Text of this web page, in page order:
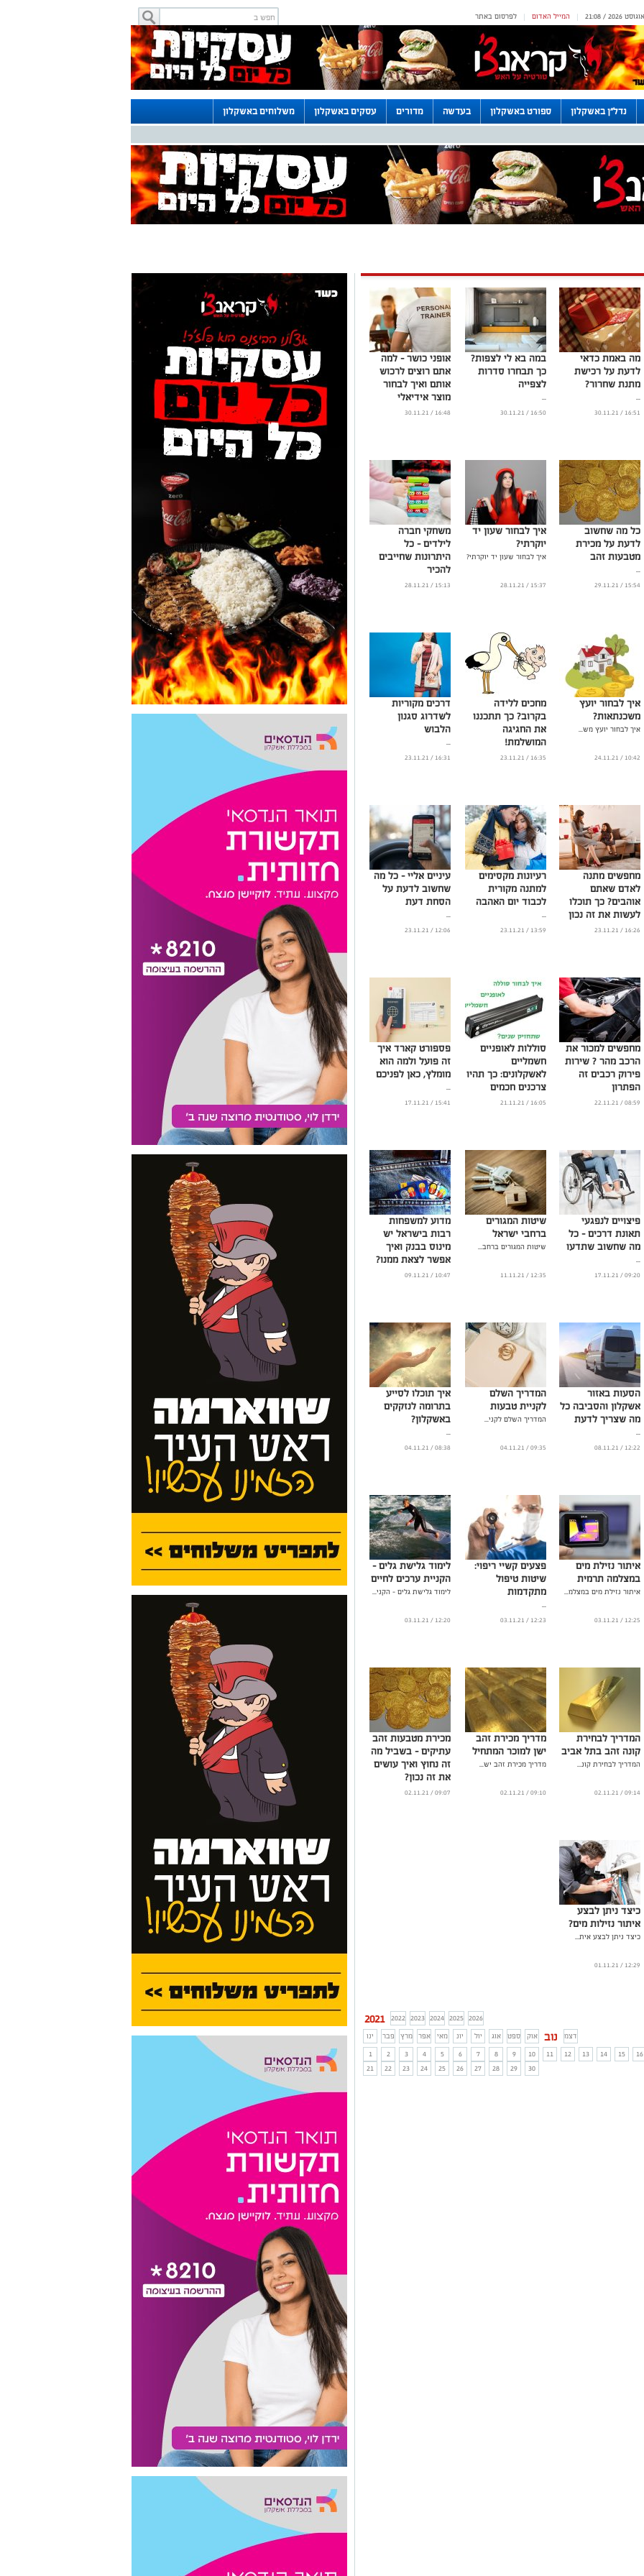
לפרסום באתר | המייל האדום |
נדל"ן באשקלון ספורט באשקלון בעדשה מדורים עסקים באשקלון משלוחים באשקלון
מה באמת כדאי
לדעת על רכישת
מתנת שחרור?
...
16:51 / 30.11.21
במה בא לי לצפות?
כך תבחרו סדרות
לצפייה
...
16:50 / 30.11.21
אופני כושר – למה
אתם רוצים לרכוש
אותם ואיך לבחור
מוצר אידיאלי
...
16:48 / 30.11.21
כל מה שחשוב
לדעת על מכירת
מטבעות זהב
...
15:54 / 29.11.21
איך לבחור שעון יד
יוקרתי?
איך לבחור שעון יד יוקרתי?
15:37 / 28.11.21
משחקי חברה
לילדים - כל
היתרונות שחייבים
להכיר
...
15:13 / 28.11.21
איך לבחור יועץ
משכנתאות?
איך לבחור יועץ מש...
10:42 / 24.11.21
מחכים ללידה
בקרוב? כך תתכננו
את החגיגה
המושלמת!
...
16:35 / 23.11.21
דרכים מקוריות
לשדרוג סגנון
הלבוש
...
16:31 / 23.11.21
מחפשים מתנה
לאדם שאתם
אוהבים? כך תוכלו
לעשות את זה נכון
...
16:26 / 23.11.21
רעיונות מקסימים
למתנה מקורית
לכבוד יום האהבה
...
13:59 / 23.11.21
עיניים אליי - כל מה
שחשוב לדעת על
הסחת דעת
...
12:06 / 23.11.21
מחפשים למכור את
הרכב מהר ? שירות
פירוק רכבים זה
הפתרון
...
08:59 / 22.11.21
סוללות לאופניים
חשמליים
לאשקלונים: כך תהיו
צרכנים חכמים
...
16:05 / 21.11.21
פספורט קארד איך
זה פועל ולמה הוא
מומלץ, כאן לפניכם
...
15:41 / 17.11.21
פיצויים לנפגעי
תאונת דרכים – כל
מה שחשוב שתדעו
...
09:20 / 17.11.21
שיטות המגורים
ברחבי ישראל
שיטות המגורים ברחב...
12:35 / 11.11.21
מדוע למשפחות
רבות בישראל יש
מינוס בבנק ואיך
אפשר לצאת ממנו?
...
10:47 / 09.11.21
הסעות באזור
אשקלון והסביבה כל
מה שצריך לדעת
...
12:22 / 08.11.21
המדריך השלם
לקניית טבעות
המדריך השלם לקני...
09:35 / 04.11.21
איך תוכלו לסייע
בתרומה לנזקקים
באשקלון?
...
08:38 / 04.11.21
איתור נזילת מים
במצלמה תרמית
איתור נזילת מים במצלמ...
12:25 / 03.11.21
פצעים קשיי ריפוי:
שיטות טיפול
מתקדמות
...
12:23 / 03.11.21
לימוד גלישת גלים –
הקניית ערכים לחיים
לימוד גלישת גלים – הקני...
12:20 / 03.11.21
המדריך לבחירת
קונה זהב בתל אביב
המדריך לבחירת קונ...
09:14 / 02.11.21
מדריך מכירת זהב
ישן למוכר המתחיל
מדריך מכירת זהב יש...
09:10 / 02.11.21
מכירת מטבעות זהב
עתיקים – בשביל מה
זה נחוץ ואיך עושים
את זה נכון?
...
09:07 / 02.11.21
כיצד ניתן לבצע
איתור נזילות מים?
כיצד ניתן לבצע אית...
12:29 / 01.11.21
2021 2022 2023 2024 2025 2026
ינו
פבר מרץ אפר מאי יונ יול אוג ספט אוק נוב
דצמ
1
2 3 4 5 6 7 8 9 10 11 12 13 14 15 16
21
22 23 24 25 26 27 28 29 30